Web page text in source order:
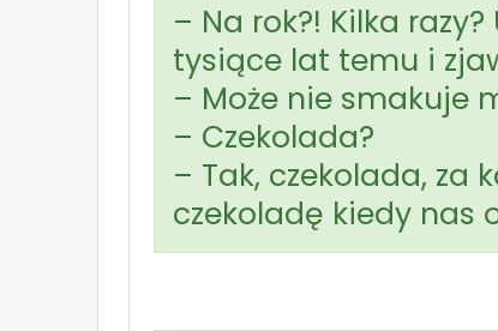
– Na rok?! Kilka
tysiące lat temu i
– Może nie smakuje
– Czekolada?
– Tak, czekolada, za
czekoladę kiedy nas